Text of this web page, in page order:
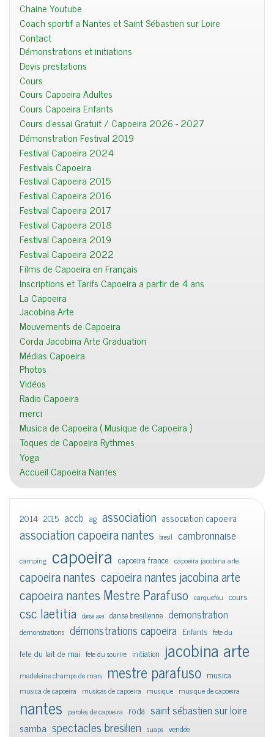
Chaine Youtube
Coach sportif a Nantes et Saint Sébastien sur Loire
Contact
Démonstrations et initiations
Devis prestations
Cours
Cours Capoeira Adultes
Cours Capoeira Enfants
Cours d'essai Gratuit / Capoeira 2026 - 2027
Démonstration Festival 2019
Festival Capoeira 2024
Festivals Capoeira
Festival Capoeira 2015
Festival Capoeira 2016
Festival Capoeira 2017
Festival Capoeira 2018
Festival Capoeira 2019
Festival Capoeira 2022
Films de Capoeira en Français
Inscriptions et Tarifs Capoeira a partir de 4 ans
La Capoeira
Jacobina Arte
Mouvements de Capoeira
Corda Jacobina Arte Graduation
Médias Capoeira
Photos
Vidéos
Radio Capoeira
merci
Musica de Capoeira ( Musique de Capoeira )
Toques de Capoeira Rythmes
Yoga
Accueil Capoeira Nantes
2014 2015 accb ag association association capoeira
association capoeira nantes bresil cambronnaise
camping capoeira capoeira france capoeira jacobina arte
capoeira nantes capoeira nantes jacobina arte
capoeira nantes Mestre Parafuso carquefou cours
csc laetitia danse axe danse bresilienne demonstration
demonstrations démonstrations capoeira Enfants fete du
fete du lait de mai fete du sourire initiation jacobina arte
madeleine champs de mars mestre parafuso musica
musica de capoeira musicas de capoeira musique musique de capoeira
nantes paroles de capoeira roda saint sébastien sur loire
samba spectacles bresilien suaps vendée